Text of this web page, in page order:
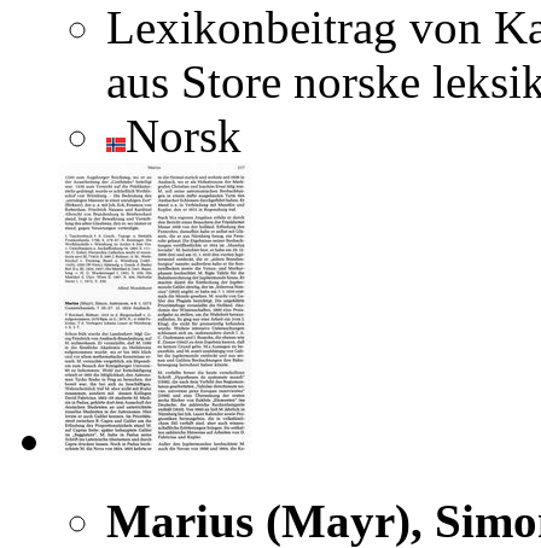
Lexikonbeitrag von
aus Store norske
Norsk
Marius (Mayr),